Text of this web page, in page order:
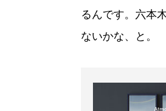
るんです。六本
ないかな、と。